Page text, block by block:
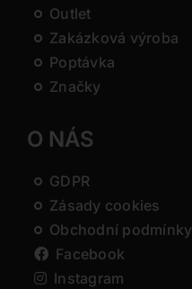
Outlet
Zakázková výroba
Poptávka
Značky
O NÁS
GDPR
Zásady cookies
Obchodní podmínky
Facebook
Instagram